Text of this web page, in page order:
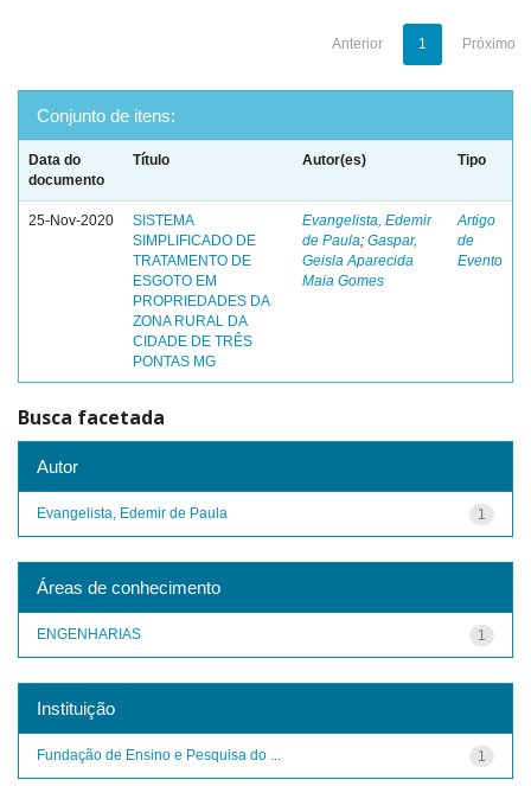
Anterior 1 Próximo
Conjunto de itens:
Data do
documento
Título Autor(es) Tipo
25-Nov-2020
SISTEMA
SIMPLIFICADO DE
TRATAMENTO DE
ESGOTO EM
PROPRIEDADES DA
ZONA RURAL DA
CIDADE DE TRÊS
PONTAS MG
Evangelista, Edemir
de Paula; Gaspar,
Geisla Aparecida
Maia Gomes
Artigo
de
Evento
Busca facetada
Autor
1
Evangelista, Edemir de Paula
Áreas de conhecimento
1
ENGENHARIAS
Instituição
1
Fundação de Ensino e Pesquisa do ...